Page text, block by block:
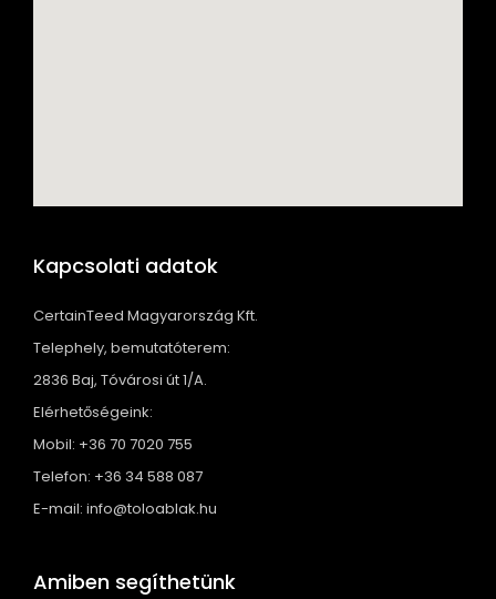
Kapcsolati adatok
CertainTeed Magyarország Kft.
Telephely, bemutatóterem:
2836 Baj, Tóvárosi út 1/A.
Elérhetőségeink:
Mobil: +36 70 7020 755
Telefon: +36 34 588 087
E-mail: info@toloablak.hu
Amiben segíthetünk